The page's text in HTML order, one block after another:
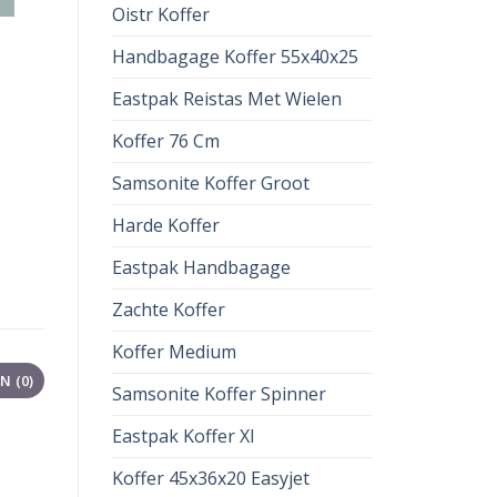
Oistr Koffer
Handbagage Koffer 55x40x25
Eastpak Reistas Met Wielen
Koffer 76 Cm
Samsonite Koffer Groot
Harde Koffer
Eastpak Handbagage
Zachte Koffer
Koffer Medium
Samsonite Koffer Spinner
Eastpak Koffer Xl
Koffer 45x36x20 Easyjet
(0)